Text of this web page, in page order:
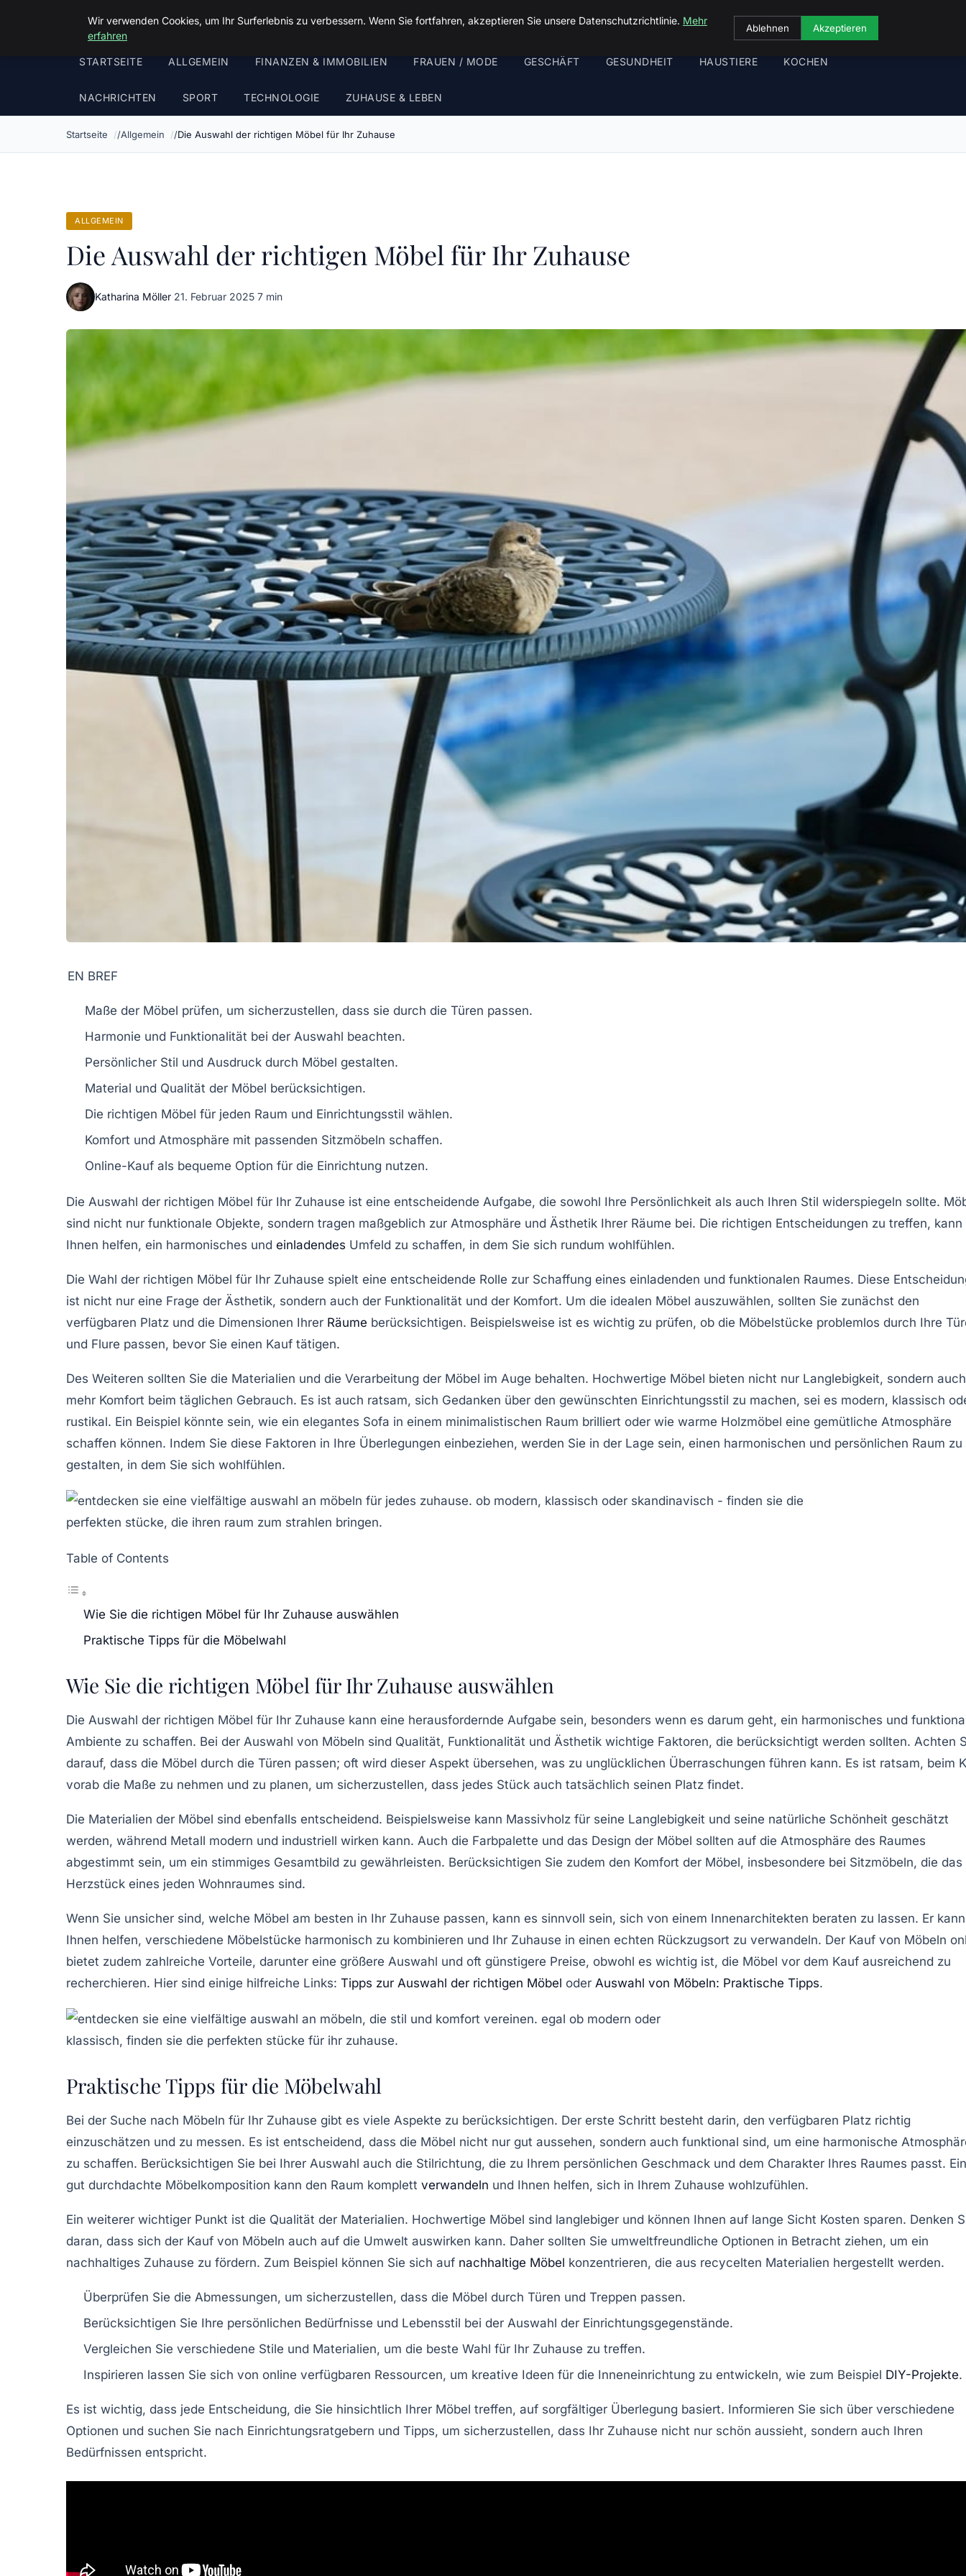
Malzminden
STARTSEITE ALLGEMEIN FINANZEN & IMMOBILIEN FRAUEN / MODE GESCHÄFT GESUNDHEIT HAUSTIERE KOCHEN
NACHRICHTEN SPORT TECHNOLOGIE ZUHAUSE & LEBEN
Startseite Allgemein Die Auswahl der richtigen Möbel für Ihr Zuhause
ALLGEMEIN
Die Auswahl der richtigen Möbel für Ihr Zuhause
Katharina Möller·21. Februar 2025·7 min
EN BREF
Maße der Möbel prüfen, um sicherzustellen, dass sie durch die Türen passen.
Harmonie und Funktionalität bei der Auswahl beachten.
Persönlicher Stil und Ausdruck durch Möbel gestalten.
Material und Qualität der Möbel berücksichtigen.
Die richtigen Möbel für jeden Raum und Einrichtungsstil wählen.
Komfort und Atmosphäre mit passenden Sitzmöbeln schaffen.
Online-Kauf als bequeme Option für die Einrichtung nutzen.
Die Auswahl der richtigen Möbel für Ihr Zuhause ist eine entscheidende Aufgabe, die sowohl Ihre Persönlichkeit als auch Ihren Stil widerspiegeln sollte.
sind nicht nur funktionale Objekte, sondern tragen maßgeblich zur Atmosphäre und Ästhetik Ihrer Räume bei. Die richtigen Entscheidungen zu treffen, kann
Ihnen helfen, ein harmonisches und einladendes Umfeld zu schaffen, in dem Sie sich rundum wohlfühlen.
Die Wahl der richtigen Möbel für Ihr Zuhause spielt eine entscheidende Rolle zur Schaffung eines einladenden und funktionalen Raumes. Diese
ist nicht nur eine Frage der Ästhetik, sondern auch der Funktionalität und der Komfort. Um die idealen Möbel auszuwählen, sollten Sie zunächst den
verfügbaren Platz und die Dimensionen Ihrer Räume berücksichtigen. Beispielsweise ist es wichtig zu prüfen, ob die Möbelstücke problemlos durch Ihre
und Flure passen, bevor Sie einen Kauf tätigen.
Des Weiteren sollten Sie die Materialien und die Verarbeitung der Möbel im Auge behalten. Hochwertige Möbel bieten nicht nur Langlebigkeit, sondern auch
mehr Komfort beim täglichen Gebrauch. Es ist auch ratsam, sich Gedanken über den gewünschten Einrichtungsstil zu machen, sei es modern, klassisch
rustikal. Ein Beispiel könnte sein, wie ein elegantes Sofa in einem minimalistischen Raum brilliert oder wie warme Holzmöbel eine gemütliche Atmosphäre
schaffen können. Indem Sie diese Faktoren in Ihre Überlegungen einbeziehen, werden Sie in der Lage sein, einen harmonischen und persönlichen Raum zu
gestalten, in dem Sie sich wohlfühlen.
Table of Contents
Wie Sie die richtigen Möbel für Ihr Zuhause auswählen
Praktische Tipps für die Möbelwahl
Wie Sie die richtigen Möbel für Ihr Zuhause auswählen
Die Auswahl der richtigen Möbel für Ihr Zuhause kann eine herausfordernde Aufgabe sein, besonders wenn es darum geht, ein harmonisches und
Ambiente zu schaffen. Bei der Auswahl von Möbeln sind Qualität, Funktionalität und Ästhetik wichtige Faktoren, die berücksichtigt werden sollten. Achten
darauf, dass die Möbel durch die Türen passen; oft wird dieser Aspekt übersehen, was zu unglücklichen Überraschungen führen kann. Es ist ratsam, beim
vorab die Maße zu nehmen und zu planen, um sicherzustellen, dass jedes Stück auch tatsächlich seinen Platz findet.
Die Materialien der Möbel sind ebenfalls entscheidend. Beispielsweise kann Massivholz für seine Langlebigkeit und seine natürliche Schönheit geschätzt
werden, während Metall modern und industriell wirken kann. Auch die Farbpalette und das Design der Möbel sollten auf die Atmosphäre des Raumes
abgestimmt sein, um ein stimmiges Gesamtbild zu gewährleisten. Berücksichtigen Sie zudem den Komfort der Möbel, insbesondere bei Sitzmöbeln, die das
Herzstück eines jeden Wohnraumes sind.
Wenn Sie unsicher sind, welche Möbel am besten in Ihr Zuhause passen, kann es sinnvoll sein, sich von einem Innenarchitekten beraten zu lassen. Er kann
Ihnen helfen, verschiedene Möbelstücke harmonisch zu kombinieren und Ihr Zuhause in einen echten Rückzugsort zu verwandeln. Der Kauf von Möbeln
bietet zudem zahlreiche Vorteile, darunter eine größere Auswahl und oft günstigere Preise, obwohl es wichtig ist, die Möbel vor dem Kauf ausreichend zu
recherchieren. Hier sind einige hilfreiche Links: Tipps zur Auswahl der richtigen Möbel oder Auswahl von Möbeln: Praktische Tipps.
Praktische Tipps für die Möbelwahl
Bei der Suche nach Möbeln für Ihr Zuhause gibt es viele Aspekte zu berücksichtigen. Der erste Schritt besteht darin, den verfügbaren Platz richtig
einzuschätzen und zu messen. Es ist entscheidend, dass die Möbel nicht nur gut aussehen, sondern auch funktional sind, um eine harmonische
zu schaffen. Berücksichtigen Sie bei Ihrer Auswahl auch die Stilrichtung, die zu Ihrem persönlichen Geschmack und dem Charakter Ihres Raumes passt.
gut durchdachte Möbelkomposition kann den Raum komplett verwandeln und Ihnen helfen, sich in Ihrem Zuhause wohlzufühlen.
Ein weiterer wichtiger Punkt ist die Qualität der Materialien. Hochwertige Möbel sind langlebiger und können Ihnen auf lange Sicht Kosten sparen. Denken
daran, dass sich der Kauf von Möbeln auch auf die Umwelt auswirken kann. Daher sollten Sie umweltfreundliche Optionen in Betracht ziehen, um ein
nachhaltiges Zuhause zu fördern. Zum Beispiel können Sie sich auf nachhaltige Möbel konzentrieren, die aus recycelten Materialien hergestellt werden.
Überprüfen Sie die Abmessungen, um sicherzustellen, dass die Möbel durch Türen und Treppen passen.
Berücksichtigen Sie Ihre persönlichen Bedürfnisse und Lebensstil bei der Auswahl der Einrichtungsgegenstände.
Vergleichen Sie verschiedene Stile und Materialien, um die beste Wahl für Ihr Zuhause zu treffen.
Inspirieren lassen Sie sich von online verfügbaren Ressourcen, um kreative Ideen für die Inneneinrichtung zu entwickeln, wie zum Beispiel DIY-Projekte.
Es ist wichtig, dass jede Entscheidung, die Sie hinsichtlich Ihrer Möbel treffen, auf sorgfältiger Überlegung basiert. Informieren Sie sich über verschiedene
Optionen und suchen Sie nach Einrichtungsratgebern und Tipps, um sicherzustellen, dass Ihr Zuhause nicht nur schön aussieht, sondern auch Ihren
Bedürfnissen entspricht.
Wir verwenden Cookies, um Ihr Surferlebnis zu verbessern. Wenn Sie fortfahren, akzeptieren Sie unsere Datenschutzrichtlinie. Mehr
erfahren
Ablehnen Akzeptieren